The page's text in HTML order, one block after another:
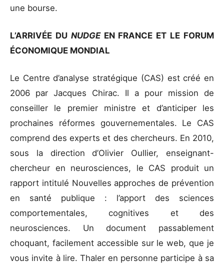
une bourse.
L’ARRIVÉE DU NUDGE EN FRANCE ET LE FORUM
ÉCONOMIQUE MONDIAL
Le Centre d’analyse stratégique (CAS) est créé en
2006 par Jacques Chirac. Il a pour mission de
conseiller le premier ministre et d’anticiper les
prochaines réformes gouvernementales. Le CAS
comprend des experts et des chercheurs. En 2010,
sous la direction d’Olivier Oullier, enseignant-
chercheur en neurosciences, le CAS produit un
rapport intitulé Nouvelles approches de prévention
en santé publique : l’apport des sciences
comportementales, cognitives et des
neurosciences. Un document passablement
choquant, facilement accessible sur le web, que je
vous invite à lire. Thaler en personne participe à sa